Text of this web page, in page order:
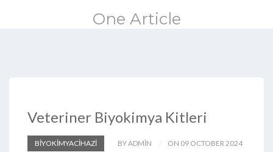
One Article
Veteriner Biyokimya Kitleri
BIYOKIMYACIHAZI BY ADMIN ON 09 OCTOBER 2024